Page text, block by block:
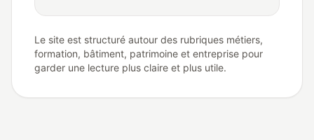
Le site est structuré autour des rubriques métiers,
formation, bâtiment, patrimoine et entreprise pour
garder une lecture plus claire et plus utile.